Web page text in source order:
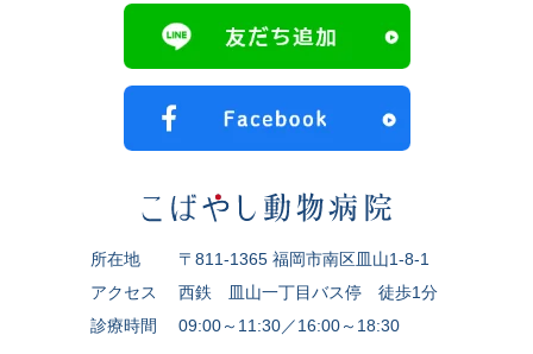
所在地
〒811-1365 福岡市南区皿山1-8-1
アクセス
西鉄 皿山一丁目バス停 徒歩1分
診療時間
09:00～11:30／16:00～18:30